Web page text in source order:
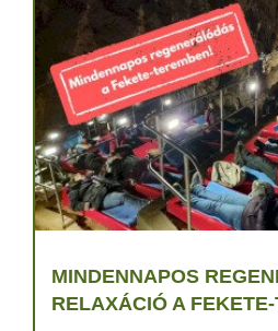
MINDENNAPOS
RELAXÁCIÓ A